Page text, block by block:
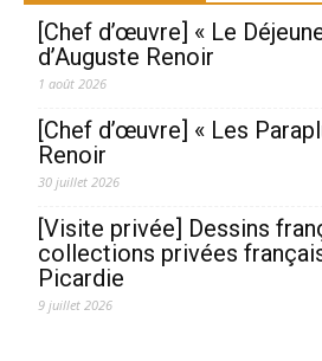
[Chef d’œuvre] « Le
d’Auguste Renoir
1 août 2026
[Chef d’œuvre] « Les
Renoir
30 juillet 2026
[Visite privée] Dessins
collections privées
Picardie
9 juillet 2026